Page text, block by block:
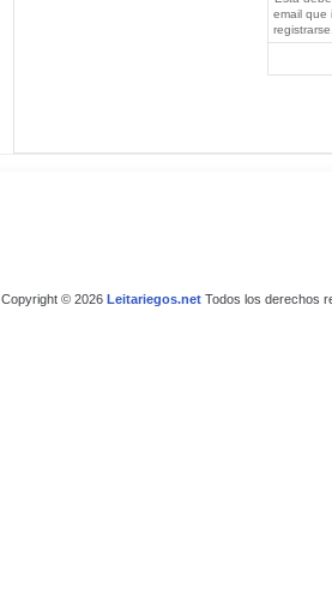
email que
registrarse.
Copyright © 2026 Leitariegos.netTodos los derechos